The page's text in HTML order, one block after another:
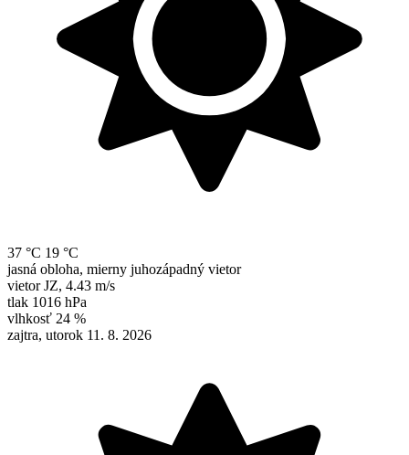
37 °C 19 °C
jasná obloha, mierny juhozápadný vietor
vietor JZ, 4.43 m/s
tlak 1016 hPa
vlhkosť 24 %
zajtra, utorok 11. 8. 2026